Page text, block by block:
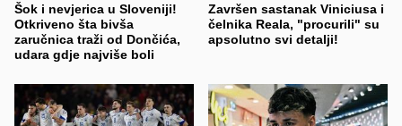
Šok i nevjerica u Sloveniji!
Otkriveno šta bivša
zaručnica traži od Dončića,
udara gdje najviše boli
Završen sastanak Viniciusa i
čelnika Reala, "procurili" su
apsolutno svi detalji!